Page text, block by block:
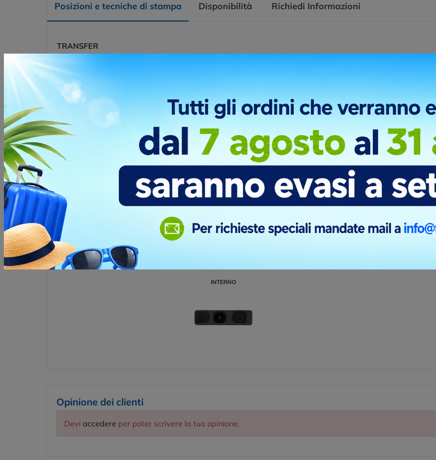
Posizioni e tecniche di stampa Disponibilità Richiedi Informazioni
TRANSFER
DIGITALE
Posizioni di stampa
TRANSFER
SERIGRAFICO
Posizioni di stampa
RETRO OGGETTO
TAMPOGRAFIA
INTERNO
Opinione dei clienti
Devi accedere per poter scrivere la tua opinione.